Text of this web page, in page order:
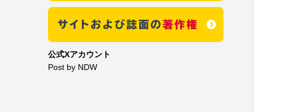
公式Xアカウント
Post by NDW